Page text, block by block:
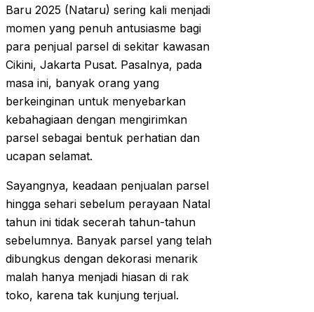
Baru 2025 (Nataru) sering kali menjadi
momen yang penuh antusiasme bagi
para penjual parsel di sekitar kawasan
Cikini, Jakarta Pusat. Pasalnya, pada
masa ini, banyak orang yang
berkeinginan untuk menyebarkan
kebahagiaan dengan mengirimkan
parsel sebagai bentuk perhatian dan
ucapan selamat.
Sayangnya, keadaan penjualan parsel
hingga sehari sebelum perayaan Natal
tahun ini tidak secerah tahun-tahun
sebelumnya. Banyak parsel yang telah
dibungkus dengan dekorasi menarik
malah hanya menjadi hiasan di rak
toko, karena tak kunjung terjual.